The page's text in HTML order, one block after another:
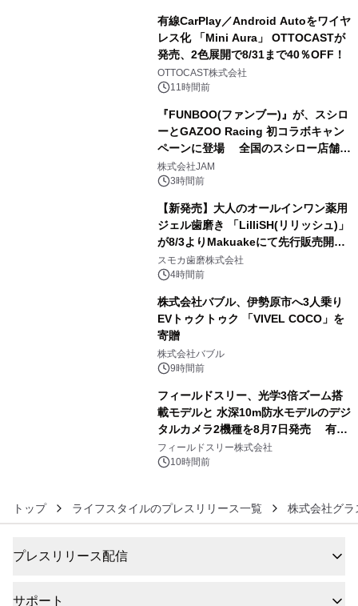
有線CarPlay／Android Autoをワイヤ
レス化 「Mini Aura」 OTTOCASTが
発売、2色展開で8/31まで40％OFF！
OTTOCAST株式会社
11時間前
『FUNBOO(ファンブー)』が、スシロ
ーとGAZOO Racing 初コラボキャン
ペーンに登場 全国のスシロー店舗で
GR 4車種の FUNBOO(ミニカー)付き
メニューが展開されます
株式会社JAM
3時間前
【新発売】大人のオールインワン薬用
ジェル歯磨き 「LilliSH(リリッシュ)」
が8/3よりMakuakeにて先行販売開
始！
スモカ歯磨株式会社
4時間前
株式会社バブル、伊勢原市へ3人乗り
EVトゥクトゥク 「VIVEL COCO」を
寄贈
株式会社バブル
9時間前
フィールドスリー、光学3倍ズーム搭
載モデルと 水深10m防水モデルのデジ
タルカメラ2機種を8月7日発売 有効
約1300万画素、用途別に選べるコンデ
ジ新登場
フィールドスリー株式会社
10時間前
トップ ライフスタイルのプレスリリース一覧 株式会社グラ
プレスリリース配信
サポート